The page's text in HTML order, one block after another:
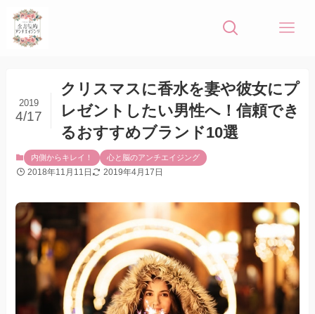
クリスマスに香水を妻や彼女にプ
レゼントしたい男性へ！信頼でき
るおすすめブランド10選
2019
4/17
内側からキレイ！ 心と脳のアンチエイジング
2018年11月11日 2019年4月17日